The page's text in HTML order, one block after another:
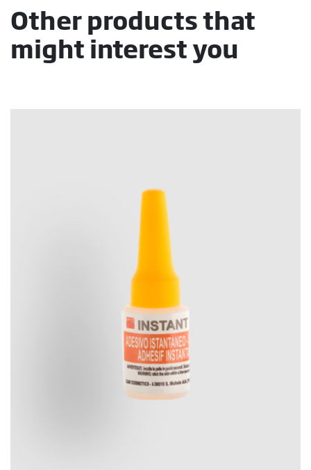
Other products that
might interest you